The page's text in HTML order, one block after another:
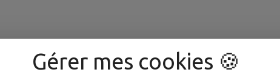
Gérer mes cookies 🍪